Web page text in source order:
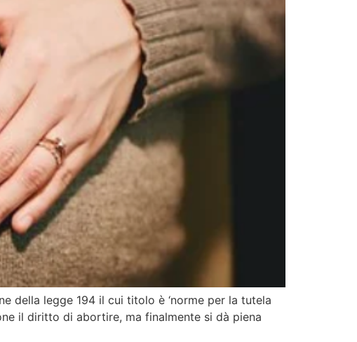
della legge 194 il cui titolo è ‘norme per la tutela
il diritto di abortire, ma finalmente si dà piena